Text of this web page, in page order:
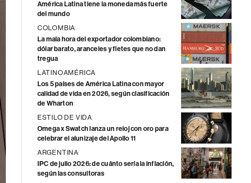
América Latina tiene la moneda más fuerte
del mundo
COLOMBIA
La mala hora del exportador colombiano:
dólar barato, aranceles y fletes que no dan
tregua
LATINOAMÉRICA
Los 5 países de América Latina con mayor
calidad de vida en 2026, según clasificación
de Wharton
ESTILO DE VIDA
Omega x Swatch lanza un reloj con oro para
celebrar el alunizaje del Apollo 11
ARGENTINA
IPC de julio 2026: de cuánto sería la inflación,
según las consultoras